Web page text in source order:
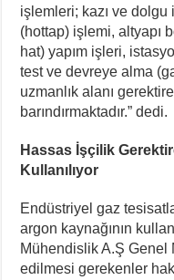
işlemleri; kazı ve dolgu
(hottap) işlemi, altyapı
hat) yapım işleri,
test ve devreye alma
uzmanlık alanı
barındırmaktadır.” dedi.
Hassas İşçilik
Kullanılıyor
Endüstriyel gaz
argon kaynağının
Mühendislik A.Ş Genel
edilmesi gerekenler